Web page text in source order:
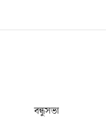
বন্ধুসভা